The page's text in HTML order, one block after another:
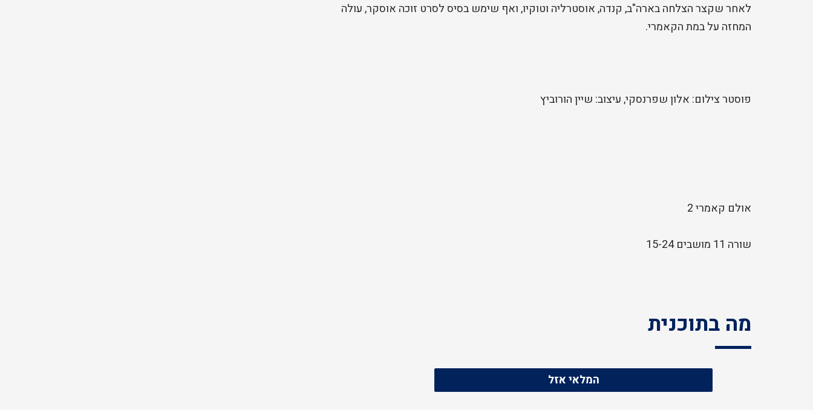
לאחר שקצר הצלחה בארה"ב, קנדה, אוסטרליה וטוקיו, ואף שימש בסיס לסרט זוכה אוסקר, עולה
המחזה על במת הקאמרי.
פוסטר צילום: אלון שפרנסקי, עיצוב: שיין הורוביץ
אולם קאמרי 2
שורה 11 מושבים 15-24
מה בתוכנית
המלאי אזל